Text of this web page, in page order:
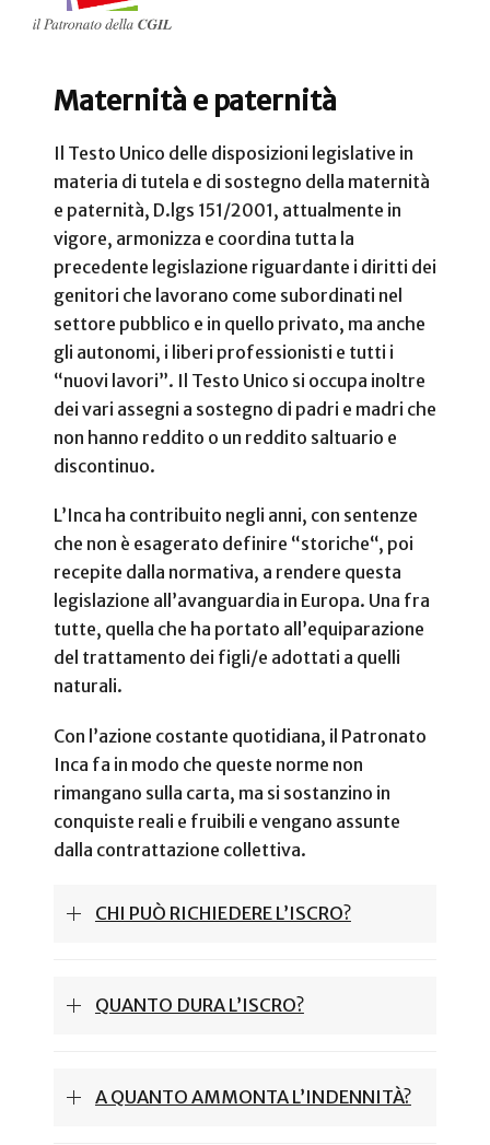
Maternità e paternità
Il Testo Unico delle disposizioni legislative in
materia di tutela e di sostegno della maternità
e paternità, D.lgs 151/2001, attualmente in
vigore, armonizza e coordina tutta la
precedente legislazione riguardante i diritti dei
genitori che lavorano come subordinati nel
settore pubblico e in quello privato, ma anche
gli autonomi, i liberi professionisti e tutti i
“nuovi lavori”. Il Testo Unico si occupa inoltre
dei vari assegni a sostegno di padri e madri che
non hanno reddito o un reddito saltuario e
discontinuo.
L’Inca ha contribuito negli anni, con sentenze
che non è esagerato definire “storiche“, poi
recepite dalla normativa, a rendere questa
legislazione all’avanguardia in Europa. Una fra
tutte, quella che ha portato all’equiparazione
del trattamento dei figli/e adottati a quelli
naturali.
Con l’azione costante quotidiana, il Patronato
Inca fa in modo che queste norme non
rimangano sulla carta, ma si sostanzino in
conquiste reali e fruibili e vengano assunte
dalla contrattazione collettiva.
CHI PUÒ RICHIEDERE L’ISCRO?
QUANTO DURA L’ISCRO?
A QUANTO AMMONTA L’INDENNITÀ?